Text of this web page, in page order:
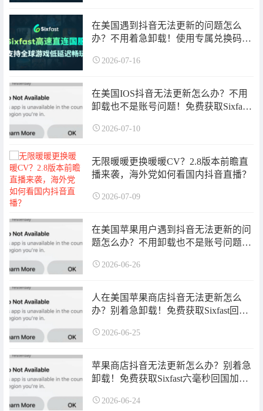
在美国遇到抖音无法更新的问题怎么
办？不用着急卸载！使用专属兑换码激
速后即可更新！
2026-07-16
在美国IOS抖音无法更新怎么办？不用
卸载也不是账号问题！免费获取Sixfast
更新！
2026-07-10
无限暖暖更换暖暖CV？2.8版本前瞻直
播来袭，海外党如何看国内抖音直播？
2026-07-09
在美国苹果用户遇到抖音无法更新的问
题怎么办？不用卸载也不是账号问题！
上加速恢复正常更新！
2026-06-26
人在美国苹果商店抖音无法更新怎么
办？别着急卸载！免费获取Sixfast回国
新！2026-06-25
苹果商店抖音无法更新怎么办？别着急
卸载！免费获取Sixfast六毫秒回国加速
2026-06-24